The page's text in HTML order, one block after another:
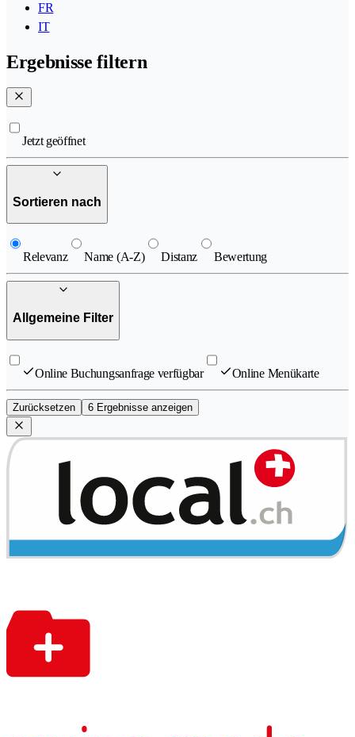
FR
IT
Ergebnisse filtern
Jetzt geöffnet
Sortieren nach
Relevanz Name (A-Z) Distanz Bewertung
Allgemeine Filter
Online Buchungsanfrage verfügbar Online Menükarte
Zurücksetzen 6 Ergebnisse anzeigen